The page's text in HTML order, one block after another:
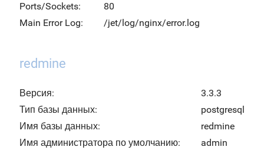
Ports/Sockets:
80
Main Error Log:
/jet/log/nginx/error.log
redmine
Версия:
3.3.3
Тип базы данных:
postgresql
Имя базы данных:
redmine
Имя администратора по умолчанию:
admin